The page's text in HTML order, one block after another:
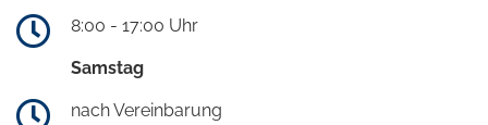
8:00 - 17:00 Uhr
Samstag
nach Vereinbarung